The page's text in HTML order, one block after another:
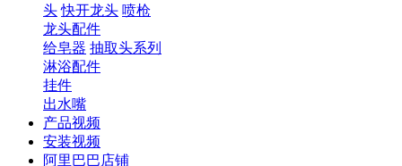
头 快开龙头 喷枪
龙头配件
给皂器 抽取头系列
淋浴配件
挂件
出水嘴
产品视频
安装视频
阿里巴巴店铺